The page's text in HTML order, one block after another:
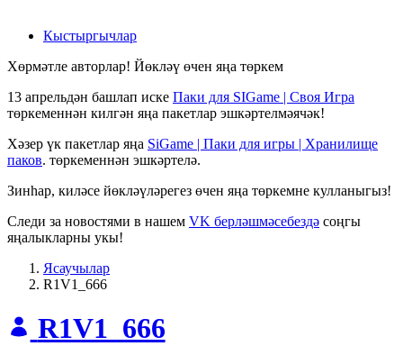
Кыстыргычлар
Хөрмәтле авторлар! Йөкләү өчен яңа төркем
13 апрельдән башлап иске Паки для SIGame | Своя Игра
төркеменнән килгән яңа пакетлар эшкәртелмәячәк!
Хәзер үк пакетлар яңа SiGame | Паки для игры | Хранилище
паков. төркеменнән эшкәртелә.
Зинһар, киләсе йөкләүләрегез өчен яңа төркемне кулланыгыз!
Следи за новостями в нашем VK берләшмәсебездә соңгы
яңалыкларны укы!
Ясаучылар
R1V1_666
R1V1_666